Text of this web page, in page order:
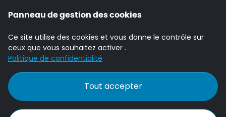
Panneau de gestion des cookies
Ce site utilise des cookies et vous donne le contrôle sur
ceux que vous souhaitez activer .
Politique de confidentialité
Tout accepter